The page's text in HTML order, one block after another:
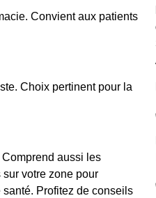
Convient aux patients
Choix pertinent pour la
Comprend aussi les
votre zone pour
Profitez de conseils